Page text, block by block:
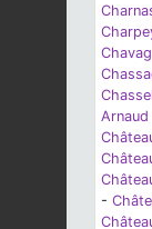
Arnaud
-